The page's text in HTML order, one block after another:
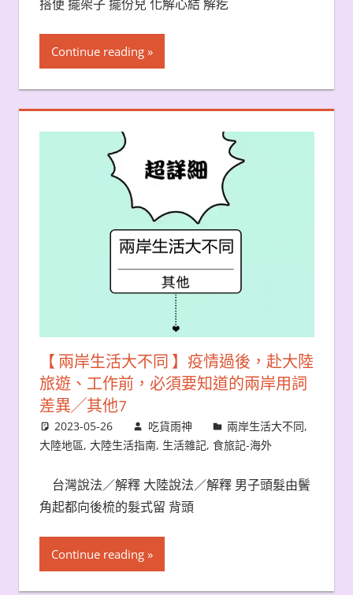
搭便 擺架子 擺份兒 化解心結 解疙
Continue reading
【 兩岸生活大不同 】疫情過後，赴大陸
旅遊、工作前，必須要知道的兩岸用詞
差異╱其他7
2023-05-26 吃貨雨神 兩岸生活大不同,
大陸地區, 大陸生活指南, 生活雜記, 食旅記-海外
台灣說法／解釋 大陸說法／解釋 男子頭髮由鬢
角起都向後梳的髮式留 背頭
Continue reading